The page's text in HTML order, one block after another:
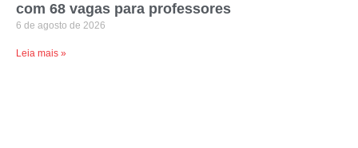
com 68 vagas para professores
6 de agosto de 2026
Leia mais »